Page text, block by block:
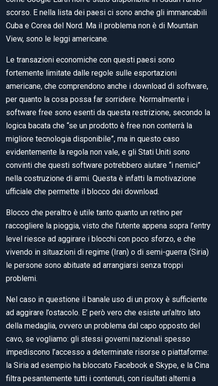
scorso. E nella lista dei paesi ci sono anche gli immancabili
Cuba e Corea del Nord. Ma il problema non è di Mountain
View, sono le leggi americane.
Le transazioni economiche con questi paesi sono
fortemente limitate dalle regole sulle esportazioni
americane, che comprendono anche i download di software,
per quanto la cosa possa far sorridere. Normalmente i
software free sono esenti da questa restrizione, secondo la
logica bacata che “se un prodotto è free non conterrà la
migliore tecnologia disponibile”, ma in questo caso
evidentemente la regola non vale, e gli Stati Uniti sono
convinti che questi software potrebbero aiutare “i nemici”
nella costruzione di armi. Questa è infatti la motivazione
ufficiale che permette il blocco dei download.
Blocco che peraltro è utile tanto quanto un retino per
raccogliere la pioggia, visto che l’utente appena sopra l’entry
level riesce ad aggirare i blocchi con poco sforzo, e che
vivendo in situazioni di regime (Iran) o di semi-guerra (Siria)
le persone sono abituate ad arrangiarsi senza troppi
problemi.
Nel caso in questione il banale uso di un proxy è sufficiente
ad aggirare l’ostacolo. E’ però vero che esiste un’altro lato
della medaglia, ovvero un problema dal capo opposto del
cavo, se vogliamo: gli stessi governi nazionali spesso
impediscono l’accesso a determinate risorse o piattaforme:
la Siria ad esempio ha bloccato Facebook e Skype, e la Cina
filtra pesantemente tutti i contenuti, con risultati alterni a